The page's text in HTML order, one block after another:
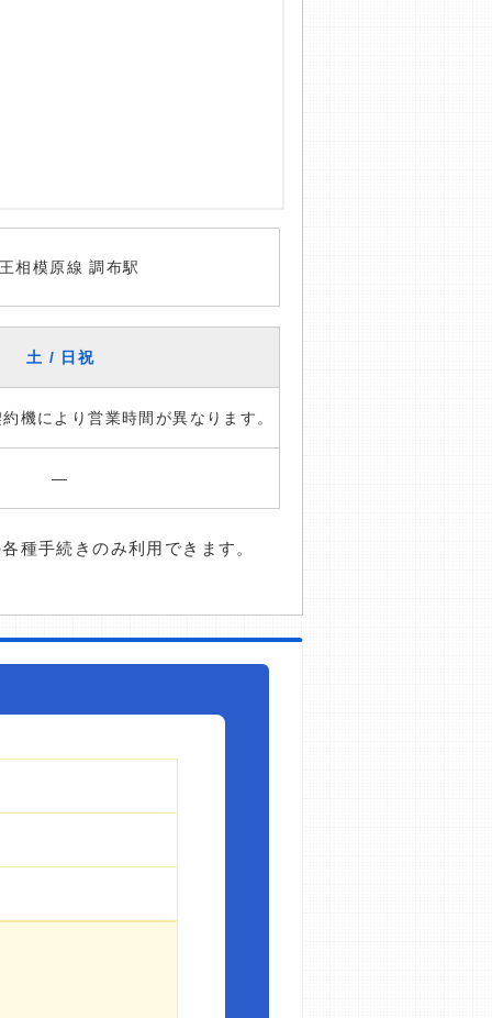
相模原線 調布駅
土 / 日祝
機により営業時間が異なります。
―
種手続きのみ利用できます。